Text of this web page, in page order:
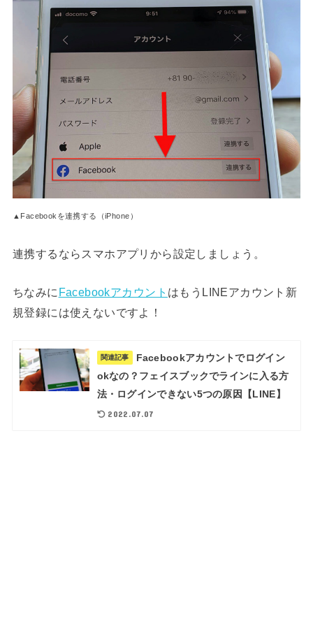
▲Facebookを連携する（iPhone）
連携するならスマホアプリから設定しましょう。
ちなみに Facebookアカウント はもうLINEアカウント新
規登録には使えないですよ！
関連記事
Facebookアカウントでログイン
okなの？フェイスブックでラインに入る方
法・ログインできない5つの原因【LINE】
2022.07.07